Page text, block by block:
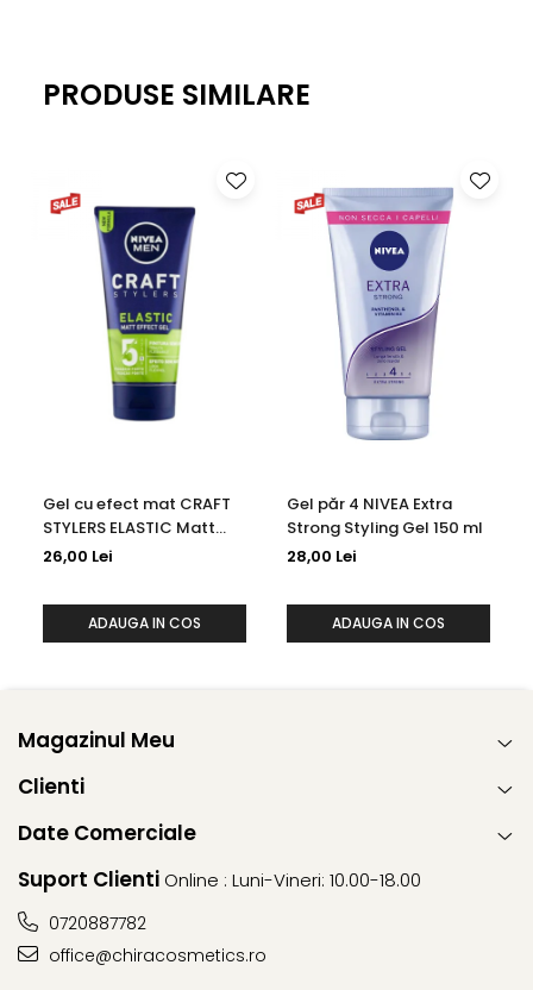
PRODUSE SIMILARE
Gel cu efect mat CRAFT
STYLERS ELASTIC Matt
Effect 5 Nivea Men 150 ml
26,00 Lei
ADAUGA IN COS
⁠Gel păr 4 NIVEA Extra
Strong Styling Gel 150 ml
28,00 Lei
ADAUGA IN COS
Magazinul Meu
Clienti
Date Comerciale
Suport Clienti Online : Luni-Vineri: 10.00-18.00
0720887782
office@chiracosmetics.ro